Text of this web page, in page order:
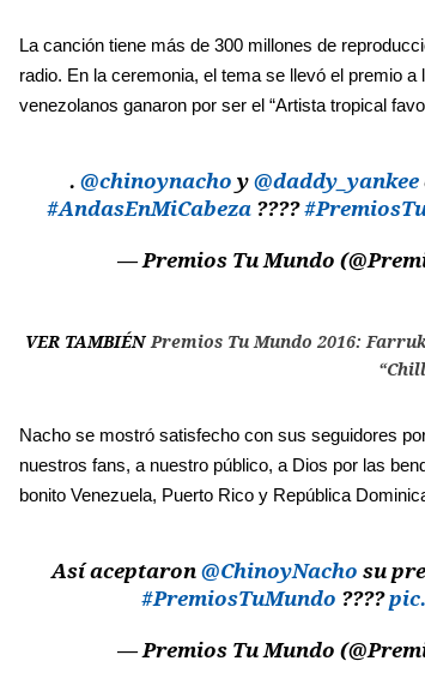
La canción tiene más de 300 millones de
radio. En la ceremonia, el tema se llevó el premio
venezolanos ganaron por ser el “Artista tropical
. @chinoynacho y @daddy_yankee
#AndasEnMiCabeza ????
— Premios Tu Mundo
VER TAMBIÉN Premios Tu Mundo 2016:
Nacho se mostró satisfecho con sus seguidores
nuestros fans, a nuestro público, a Dios por las
bonito Venezuela, Puerto Rico y República
Así aceptaron @ChinoyNacho su
#PremiosTuMundo ????
— Premios Tu Mundo